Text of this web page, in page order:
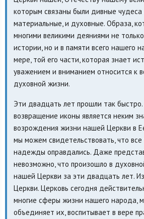
которым связаны были дивные
материальные, и духовные. Образа,
многими великими деяниями не
истории, но и в памяти всего нашего
мере, той его части, которая знает
уважением и вниманием относится к
духовной жизни.
Эти двадцать лет прошли так быстро.
возвращение иконы является неким
возрождения жизни нашей Церкви в
мы можем свидетельствовать, что все
надежды оправдались. Даже
невозможно, что произошло в
нашей Церкви за эти двадцать лет.
Церкви. Церковь сегодня
многие сферы жизни нашего народа,
объединяет их, воспитывает в вере